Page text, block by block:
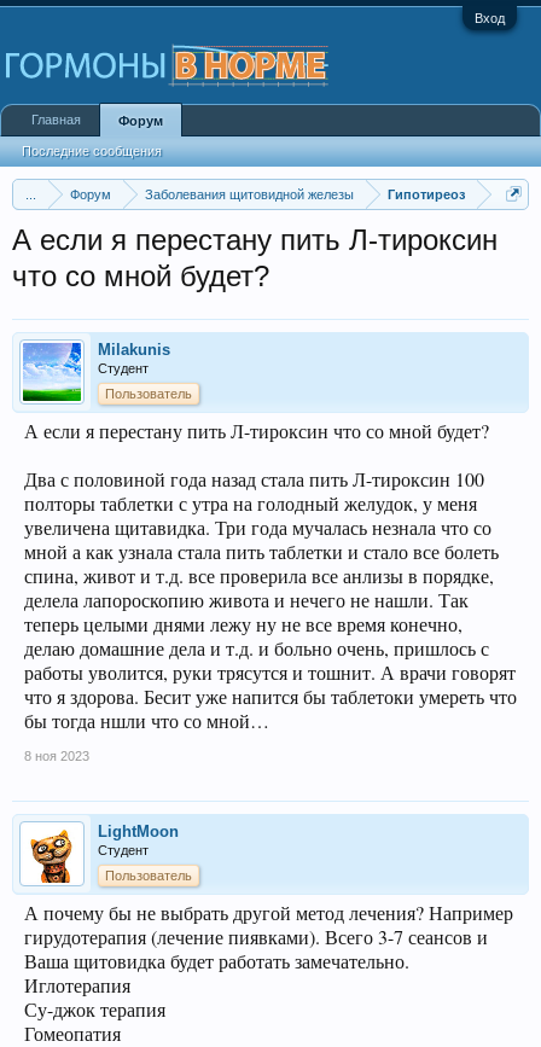
Вход
Форум Заболевания щитовидной железы Гипотиреоз
А если я перестану пить Л-тироксин
что со мной будет?
Milakunis
Студент
Пользователь
А если я перестану пить Л-тироксин что со мной будет?
Два с половиной года назад стала пить Л-тироксин 100
полторы таблетки с утра на голодный желудок, у меня
увеличена щитавидка. Три года мучалась незнала что со
мной а как узнала стала пить таблетки и стало все болеть
спина, живот и т.д. все проверила все анлизы в порядке,
делела лапороскопию живота и нечего не нашли. Так
теперь целыми днями лежу ну не все время конечно,
делаю домашние дела и т.д. и больно очень, пришлось с
работы уволится, руки трясутся и тошнит. А врачи говорят
что я здорова. Бесит уже напится бы таблетоки умереть что
бы тогда ншли что со мной…
8 ноя 2023
LightMoon
Студент
Пользователь
А почему бы не выбрать другой метод лечения? Например
гирудотерапия (лечение пиявками). Всего 3-7 сеансов и
Ваша щитовидка будет работать замечательно.
Иглотерапия
Су-джок терапия
Гомеопатия
Главная Форум
Последние сообщения